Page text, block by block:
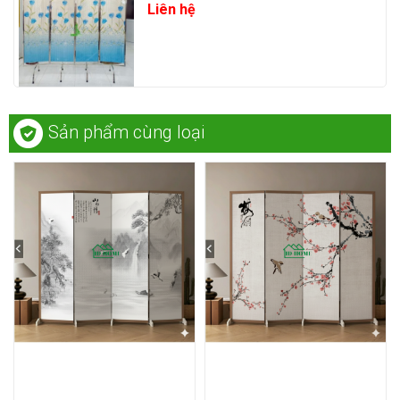
Liên hệ
Sản phẩm cùng loại